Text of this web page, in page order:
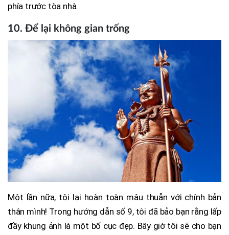
phía trước tòa nhà.
10. Để lại không gian trống
Một lần nữa, tôi lại hoàn toàn mâu thuẫn với chính bản
thân mình! Trong hướng dẫn số 9, tôi đã bảo bạn rằng lấp
đầy khung ảnh là một bố cục đẹp. Bây giờ tôi sẽ cho bạn